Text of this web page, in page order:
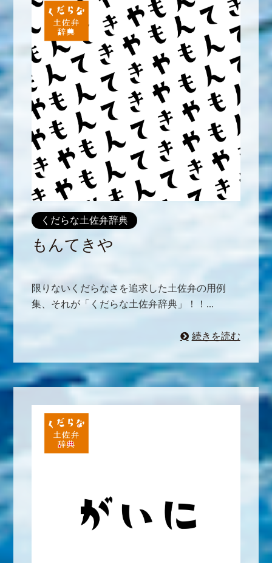
くだらな土佐弁辞典
もんてきや
限りないくだらなさを追求した土佐弁の用例
集、それが「くだらな土佐弁辞典」！！...
続きを読む